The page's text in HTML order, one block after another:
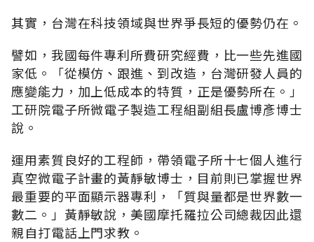
其實，台灣在科技領域與世界爭長短的優勢仍在。
譬如，我國每件專利所費研究經費，比一些先進國
家低。「從模仿、跟進、到改造，台灣研發人員的
應變能力，加上低成本的特質，正是優勢所在。」
工研院電子所微電子製造工程組副組長盧博彥博士
說。
運用素質良好的工程師，帶領電子所十七個人進行
真空微電子計畫的黃靜敏博士，目前則已掌握世界
最重要的平面顯示器專利，「質與量都是世界數一
數二。」黃靜敏說，美國摩托羅拉公司總裁因此還
親自打電話上門求教。